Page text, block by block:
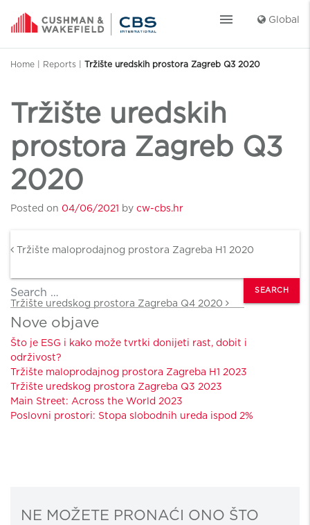
menu Global
Home Reports Tržište uredskih prostora Zagreb Q3 2020
Tržište uredskih
prostora Zagreb Q3
2020
Posted on 04/06/2021 by cw-cbs.hr
Tržište maloprodajnog prostora Zagreba H1 2020
Tržište uredskog prostora Zagreba Q4 2020
Search
Nove objave
Što je ESG i kako može tvrtki donijeti rast, dobit i
održivost?
Tržište maloprodajnog prostora Zagreba H1 2023
Tržište uredskog prostora Zagreba Q3 2023
Main Street: Across the World 2023
Poslovni prostori: Stopa slobodnih ureda ispod 2%
NE MOŽETE PRONAĆI ONO ŠTO